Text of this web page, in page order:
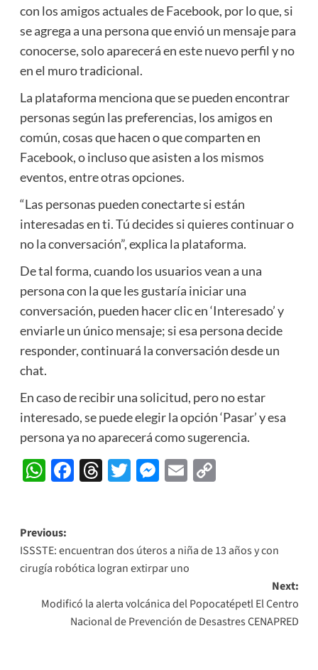
con los amigos actuales de Facebook, por lo que, si
se agrega a una persona que envió un mensaje para
conocerse, solo aparecerá en este nuevo perfil y no
en el muro tradicional.
La plataforma menciona que se pueden encontrar
personas según las preferencias, los amigos en
común, cosas que hacen o que comparten en
Facebook, o incluso que asisten a los mismos
eventos, entre otras opciones.
“Las personas pueden conectarte si están
interesadas en ti. Tú decides si quieres continuar o
no la conversación”, explica la plataforma.
De tal forma, cuando los usuarios vean a una
persona con la que les gustaría iniciar una
conversación, pueden hacer clic en ‘Interesado’ y
enviarle un único mensaje; si esa persona decide
responder, continuará la conversación desde un
chat.
En caso de recibir una solicitud, pero no estar
interesado, se puede elegir la opción ‘Pasar’ y esa
persona ya no aparecerá como sugerencia.
WhatsApp
Facebook
Threads
Twitter
Messenger
EmailCopy
Post
navigation
Previous:
ISSSTE: encuentran dos úteros a niña de 13 años y con
cirugía robótica logran extirpar uno
Next:
Modificó la alerta volcánica del Popocatépetl El Centro
Nacional de Prevención de Desastres CENAPRED